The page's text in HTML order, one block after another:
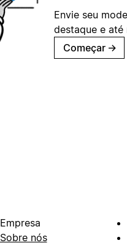
Envie seu
destaque e até
Começar →
Empresa
Sobre nós